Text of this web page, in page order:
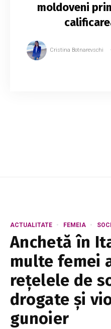
moldoveni
Cristina Botnarevschi
ACTUALITATE FEMEIA
Anchetă în
multe femei
rețelele de
drogate și
gunoier